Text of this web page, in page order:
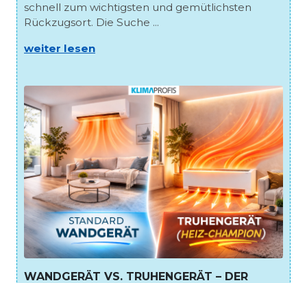
schnell zum wichtigsten und gemütlichsten
Rückzugsort. Die Suche ...
weiter lesen
WANDGERÄT VS. TRUHENGERÄT – DER